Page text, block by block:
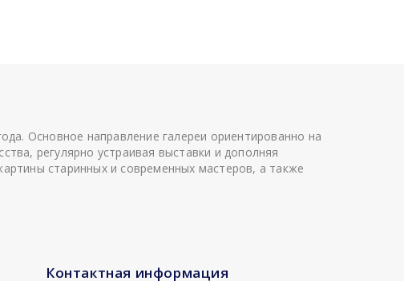
Основное направление галереи ориентированно на
регулярно устраивая выставки и дополняя
старинных и современных мастеров, а также
Контактная информация